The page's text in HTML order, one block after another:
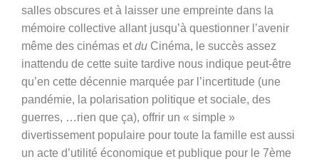
salles obscures et à laisser une empreinte dans la
mémoire collective allant jusqu’à questionner l’avenir
même des cinémas etdu Cinéma, le succès assez
inattendu de cette suite tardive nous indique peut-être
qu’en cette décennie marquée par l’incertitude (une
pandémie, la polarisation politique et sociale, des
guerres, …rien que ça), offrir un « simple »
divertissement populaire pour toute la famille est aussi
un acte d’utilité économique et publique pour le 7ème